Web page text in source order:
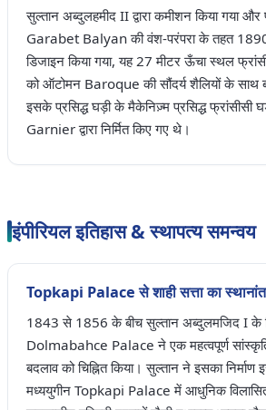
सुल्तान अब्दुलहमीद II द्वारा कमीशन किया गया और
Garabet Balyan की वंश-परंपरा के तहत
डिजाइन किया गया, यह 27 मीटर ऊँचा स्थल
को ऑटोमन Baroque की सौंदर्य शैलियों के साथ
इसके प्रसिद्ध घड़ी के मैकेनिज़्म प्रसिद्ध फ्रांसीसी
Garnier द्वारा निर्मित किए गए थे।
इंपीरियल इतिहास & स्थापत्य समन्वय
Topkapi Palace से शाही सत्ता का
1843 से 1856 के बीच सुल्तान अब्दुलमजिद I के
Dolmabahce Palace ने एक महत्वपूर्ण
बदलाव को चिह्नित किया। सुल्तान ने इसका निर्माण
मध्ययुगीन Topkapi Palace में आधुनिक